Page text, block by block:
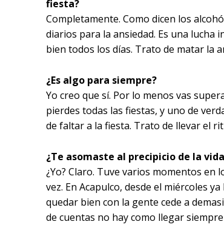
fiesta?
Completamente. Como dicen los
diarios para la ansiedad. Es una lucha
bien todos los días. Trato de matar la
¿Es algo para siempre?
Yo creo que sí. Por lo menos vas
pierdes todas las fiestas, y uno de
de faltar a la fiesta. Trato de llevar el
¿Te asomaste al precipicio de la
¿Yo? Claro. Tuve varios momentos en
vez. En Acapulco, desde el miércoles
quedar bien con la gente cede a
de cuentas no hay como llegar